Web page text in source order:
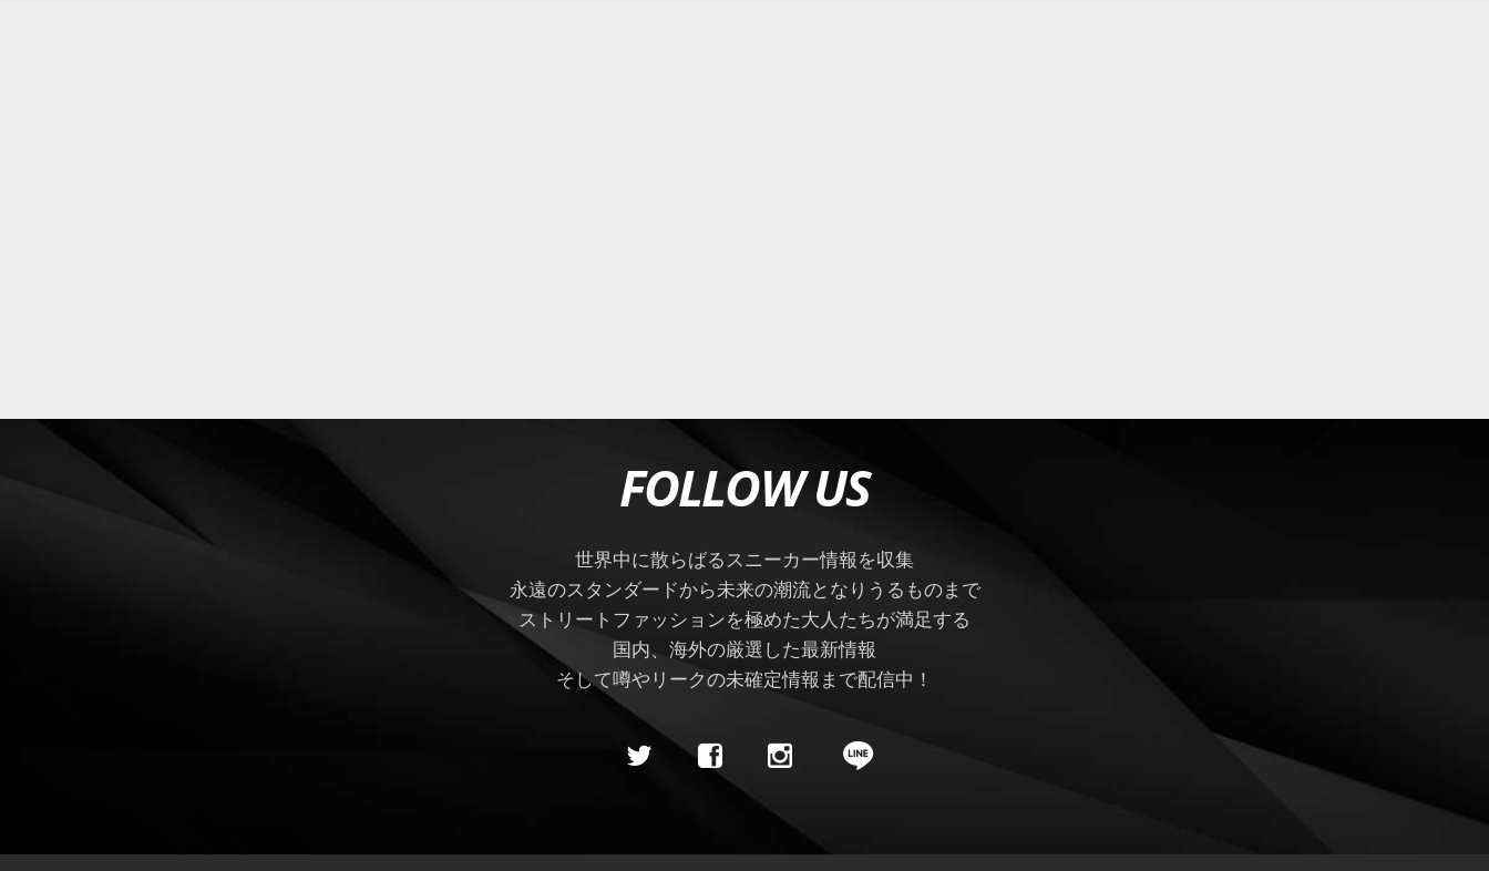
FOLLOW US
世界中に散らばるスニーカー情報を収集
永遠のスタンダードから未来の潮流となりうるものまで
ストリートファッションを極めた大人たちが満足する
国内、海外の厳選した最新情報
そして噂やリークの未確定情報まで配信中！